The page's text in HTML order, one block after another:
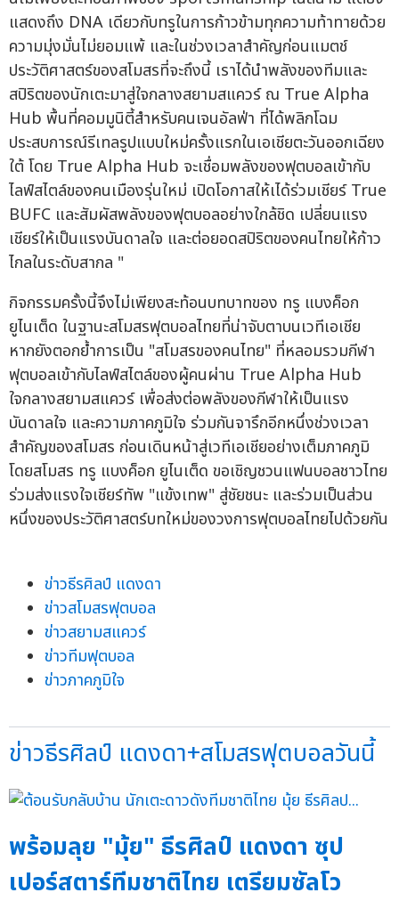
แสดงถึง DNA เดียวกับทรูในการก้าวข้ามทุกความท้าทายด้วย
ความมุ่งมั่นไม่ยอมแพ้ และในช่วงเวลาสำคัญก่อนแมตช์
ประวัติศาสตร์ของสโมสรที่จะถึงนี้ เราได้นำพลังของทีมและ
สปิริตของนักเตะมาสู่ใจกลางสยามสแควร์ ณ True Alpha
Hub พื้นที่คอมมูนิตี้สำหรับคนเจนอัลฟ่า ที่ได้พลิกโฉม
ประสบการณ์รีเทลรูปแบบใหม่ครั้งแรกในเอเชียตะวันออกเฉียง
ใต้ โดย True Alpha Hub จะเชื่อมพลังของฟุตบอลเข้ากับ
ไลฟ์สไตล์ของคนเมืองรุ่นใหม่ เปิดโอกาสให้เได้ร่วมเชียร์ True
BUFC และสัมผัสพลังของฟุตบอลอย่างใกล้ชิด เปลี่ยนแรง
เชียร์ให้เป็นแรงบันดาลใจ และต่อยอดสปิริตของคนไทยให้ก้าว
ไกลในระดับสากล "
กิจกรรมครั้งนี้จึงไม่เพียงสะท้อนบทบาทของ ทรู แบงค็อก
ยูไนเต็ด ในฐานะสโมสรฟุตบอลไทยที่น่าจับตาบนเวทีเอเชีย
หากยังตอกย้ำการเป็น "สโมสรของคนไทย" ที่หลอมรวมกีฬา
ฟุตบอลเข้ากับไลฟ์สไตล์ของผู้คนผ่าน True Alpha Hub
ใจกลางสยามสแควร์ เพื่อส่งต่อพลังของกีฬาให้เป็นแรง
บันดาลใจ และความภาคภูมิใจ ร่วมกันจารึกอีกหนึ่งช่วงเวลา
สำคัญของสโมสร ก่อนเดินหน้าสู่เวทีเอเชียอย่างเต็มภาคภูมิ
โดยสโมสร ทรู แบงค็อก ยูไนเต็ด ขอเชิญชวนแฟนบอลชาวไทย
ร่วมส่งแรงใจเชียร์ทัพ "แข้งเทพ" สู่ชัยชนะ และร่วมเป็นส่วน
หนึ่งของประวัติศาสตร์บทใหม่ของวงการฟุตบอลไทยไปด้วยกัน
ข่าวธีรศิลป์ แดงดา
ข่าวสโมสรฟุตบอล
ข่าวสยามสแควร์
ข่าวทีมฟุตบอล
ข่าวภาคภูมิใจ
ข่าวธีรศิลป์ แดงดา+สโมสรฟุตบอลวันนี้
พร้อมลุย "มุ้ย" ธีรศิลป์ แดงดา ซุป
เปอร์สตาร์ทีมชาติไทย เตรียมซัลโว